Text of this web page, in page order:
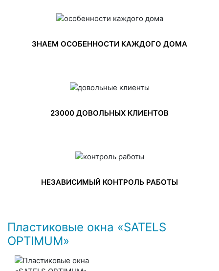
ЗНАЕМ ОСОБЕННОСТИ КАЖДОГО ДОМА
23000 ДОВОЛЬНЫХ КЛИЕНТОВ
НЕЗАВИСИМЫЙ КОНТРОЛЬ РАБОТЫ
Пластиковые окна «SATELS
OPTIMUM»